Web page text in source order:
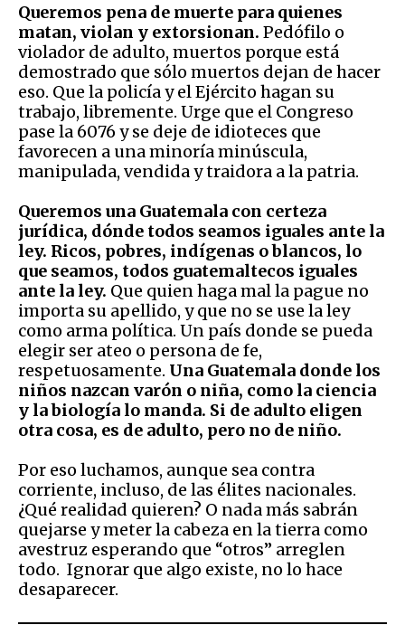
Queremos pena de muerte para quienes
matan, violan y extorsionan. Pedófilo o
violador de adulto, muertos porque está
demostrado que sólo muertos dejan de hacer
eso. Que la policía y el Ejército hagan su
trabajo, libremente. Urge que el Congreso
pase la 6076 y se deje de idioteces que
favorecen a una minoría minúscula,
manipulada, vendida y traidora a la patria.
Queremos una Guatemala con certeza
jurídica, dónde todos seamos iguales ante la
ley. Ricos, pobres, indígenas o blancos, lo
que seamos, todos guatemaltecos iguales
ante la ley. Que quien haga mal la pague no
importa su apellido, y que no se use la ley
como arma política. Un país donde se pueda
elegir ser ateo o persona de fe,
respetuosamente. Una Guatemala donde los
niños nazcan varón o niña, como la ciencia
y la biología lo manda. Si de adulto eligen
otra cosa, es de adulto, pero no de niño.
Por eso luchamos, aunque sea contra
corriente, incluso, de las élites nacionales.
¿Qué realidad quieren? O nada más sabrán
quejarse y meter la cabeza en la tierra como
avestruz esperando que “otros” arreglen
todo. Ignorar que algo existe, no lo hace
desaparecer.